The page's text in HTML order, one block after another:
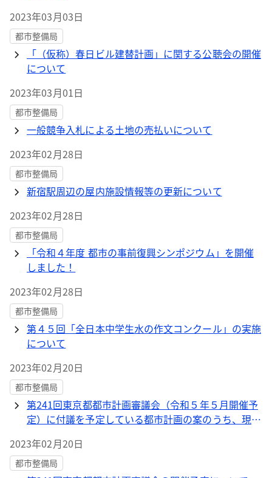
2023年03月03日
都市整備局
「（仮称）春日ビル建替計画」に関する公聴会の開催
について
2023年03月01日
都市整備局
一般競争入札による土地の売払いについて
2023年02月28日
都市整備局
新宿駅周辺の屋内施設情報等の更新について
2023年02月28日
都市整備局
「令和４年度 都市の事前復興シンポジウム」を開催
しました！
2023年02月28日
都市整備局
第４５回「全日本中学生水の作文コンクール」の実施
について
2023年02月20日
都市整備局
第241回東京都都市計画審議会（令和５年５月開催予
定）に付議を予定している都市計画の案のうち、現在
了しました
2023年02月20日
都市整備局